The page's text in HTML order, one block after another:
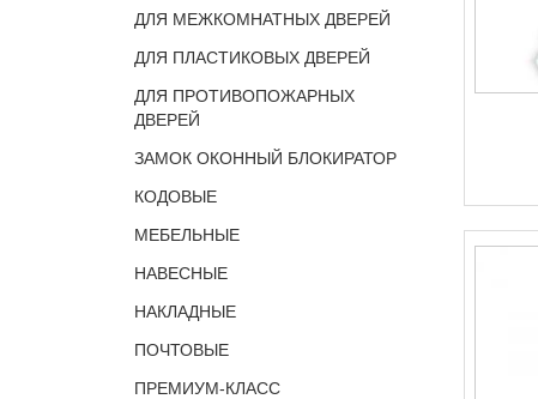
ДЛЯ МЕЖКОМНАТНЫХ ДВЕРЕЙ
ДЛЯ ПЛАСТИКОВЫХ ДВЕРЕЙ
ДЛЯ ПРОТИВОПОЖАРНЫХ
ДВЕРЕЙ
ЗАМОК ОКОННЫЙ БЛОКИРАТОР
КОДОВЫЕ
МЕБЕЛЬНЫЕ
НАВЕСНЫЕ
НАКЛАДНЫЕ
ПОЧТОВЫЕ
ПРЕМИУМ-КЛАСС